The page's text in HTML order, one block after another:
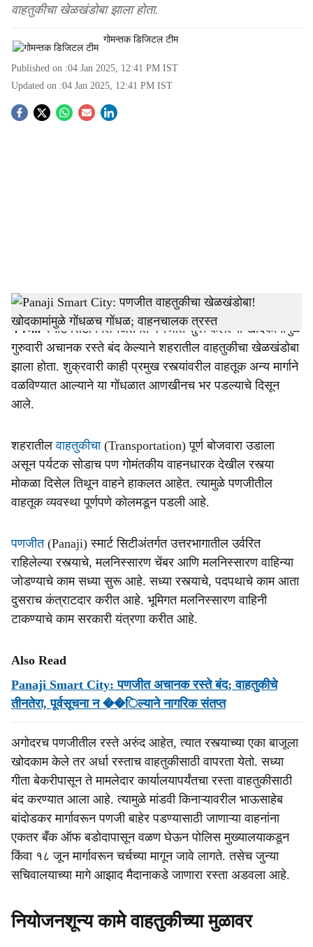
वाहतुकीचा खेळखंडोबा झाला होता.
गोमन्तक डिजिटल टीम
Published on :04 Jan 2025, 12:41 PM IST
Updated on :04 Jan 2025, 12:41 PM IST
S
h
a
r
e
Smart City Panaji Work -Dainik Gomantak
पणजी: स्मार्ट सिटी मिशनअंतर्गत पणजीत सुरू केलेल्या खोदकामामुळे
गुरुवारी अचानक रस्ते बंद केल्याने शहरातील वाहतुकीचा खेळखंडोबा
झाला होता. शुक्रवारी काही प्रमुख रस्त्यांवरील वाहतूक अन्य मार्गाने
वळविण्यात आल्याने या गोंधळात आणखीनच भर पडल्याचे दिसून
आले.
शहरातीलवाहतुकीचा(Transportation) पूर्ण बोजवारा उडाला
असून पर्यटक सोडाच पण गोमंतकीय वाहनधारक देखील रस्त्या
मोकळा दिसेल तिथून वाहने हाकलत आहेत. त्यामुळे पणजीतील
वाहतूक व्यवस्था पूर्णपणे कोलमडून पडली आहे.
पणजीत(Panaji) स्मार्ट सिटीअंतर्गत उत्तरभागातील उर्वरित
राहिलेल्या रस्त्याचे, मलनिस्सारण चेंबर आणि मलनिस्सारण वाहिन्या
जोडण्याचे काम सध्या सुरू आहे. सध्या रस्त्याचे, पदपथाचे काम आता
दुसराच कंत्राटदार करीत आहे. भूमिगत मलनिस्सारण वाहिनी
टाकण्याचे काम सरकारी यंत्रणा करीत आहे.
Also Read
Panaji Smart City: पणजीत अचानक रस्ते बंद; वाहतुकीचे
तीनतेरा, पूर्वसूचना न ��िल्याने नागरिक संतप्त
अगोदरच पणजीतील रस्ते अरुंद आहेत, त्यात रस्त्याच्या एका बाजूला
खोदकाम केले तर अर्धा रस्ताच वाहतुकीसाठी वापरता येतो. सध्या
गीता बेकरीपासून ते मामलेदार कार्यालयापर्यंतचा रस्ता वाहतुकीसाठी
बंद करण्यात आला आहे. त्यामुळे मांडवी किनाऱ्यावरील भाऊसाहेब
बांदोडकर मार्गावरून पणजी बाहेर पडण्यासाठी जाणाऱ्या वाहनांना
एकतर बँक ऑफ बडोदापासून वळण घेऊन पोलिस मुख्यालयाकडून
किंवा १८ जून मार्गावरून चर्चच्या मागून जावे लागते. तसेच जुन्या
सचिवालयाच्या मागे आझाद मैदानाकडे जाणारा रस्ता अडवला आहे.
नियोजनशून्य कामे वाहतुकीच्या मुळावर